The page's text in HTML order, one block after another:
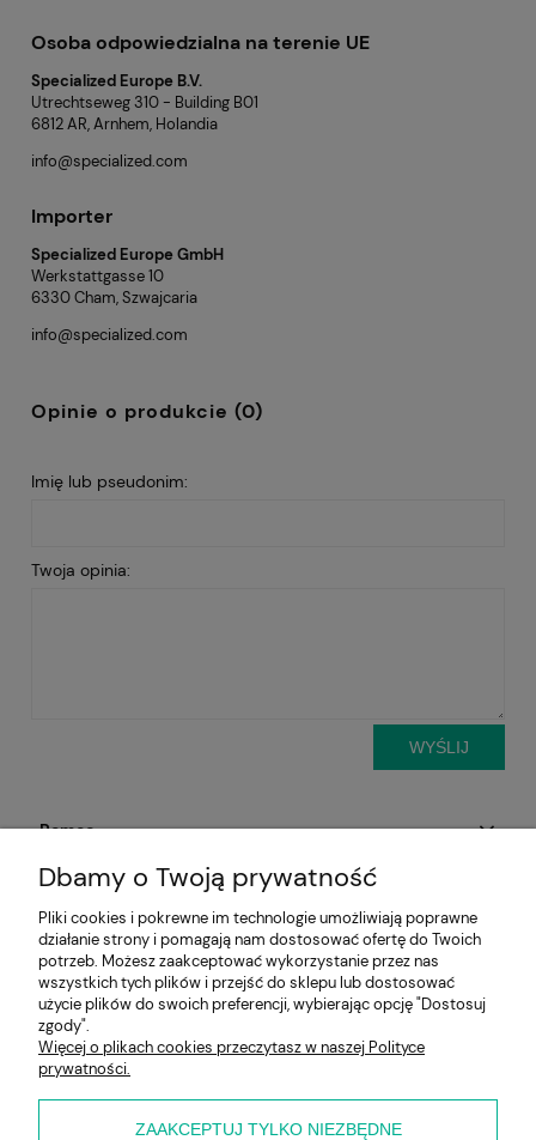
Osoba odpowiedzialna na terenie UE
Specialized Europe B.V.
Utrechtseweg 310 - Building B01
6812 AR, Arnhem, Holandia
info@specialized.com
Importer
Specialized Europe GmbH
Werkstattgasse 10
6330 Cham, Szwajcaria
info@specialized.com
Opinie o produkcie (0)
Imię lub pseudonim:
Twoja opinia:
WYŚLIJ
Pomoc
Aktualności
Moje konto
Płatności i dostawa
Informacje
Dbamy o Twoją prywatność
Pliki cookies i pokrewne im technologie umożliwiają poprawne
działanie strony i pomagają nam dostosować ofertę do Twoich
potrzeb. Możesz zaakceptować wykorzystanie przez nas
wszystkich tych plików i przejść do sklepu lub dostosować
użycie plików do swoich preferencji, wybierając opcję "Dostosuj
zgody".
Więcej o plikach cookies przeczytasz w naszej Polityce
prywatności.
ZAAKCEPTUJ TYLKO NIEZBĘDNE